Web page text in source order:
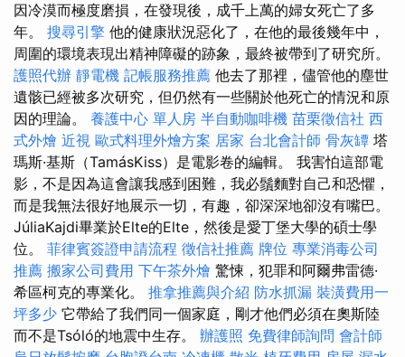
因冷漠而極度磨損，在發現後，成千上萬的婦女死亡了多
年。 搜尋引擎 他的健康狀況惡化了，在他的最後幾年中，
周圍的環境表現出精神障礙的跡象，最終被帶到了研究所。
護照代辦 靜電機 記帳服務推薦 他去了那裡，儘管他的塵世
遺骸已經被多次研究，但仍然有一些關於他死亡的情況和原
因的理論。 養護中心 單人房 半自動咖啡機 苗栗徵信社 西
式外燴 近視 歐式料理外燴方案 居家 台北會計師 骨灰罈 塔
瑪斯·基斯（TamásKiss）是電影卷的編輯。 我害怕這部電
影，不是因為這會讓我感到困難，我必鬚麵對自己和恐懼，
而是我無法很好地展示一切，有趣，卻深深地卻沒有嘴巴。
JúliaKajdi畢業於Elte的Elte，然後是愛丁堡大學的碩士學
位。 菲律賓簽證申請流程 徵信社推薦 牌位 專業消毒公司
推薦 搬家公司費用 下午茶外燴 驚悚，犯罪和阿爾弗雷德·
希區柯克的專業化。 推拿推薦與介紹 防水抓漏 裝潢費用一
坪多少 它帶給了我們同一個家庭，剛才他們必須在奧斯陸
而不是Tsóló的地震中生存。 辦護照 免費律師詢問 會計師